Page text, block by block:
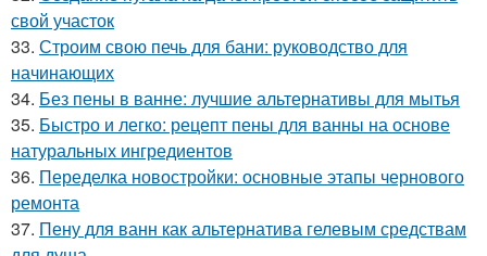
свой участок
33. Строим свою печь для бани: руководство для
начинающих
34. Без пены в ванне: лучшие альтернативы для мытья
35. Быстро и легко: рецепт пены для ванны на основе
натуральных ингредиентов
36. Переделка новостройки: основные этапы чернового
ремонта
37. Пену для ванн как альтернатива гелевым средствам